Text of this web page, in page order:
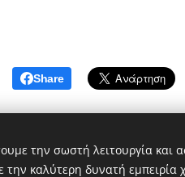
Share
την σωστή λειτουργία και
καλύτερη δυνατή εμπειρία